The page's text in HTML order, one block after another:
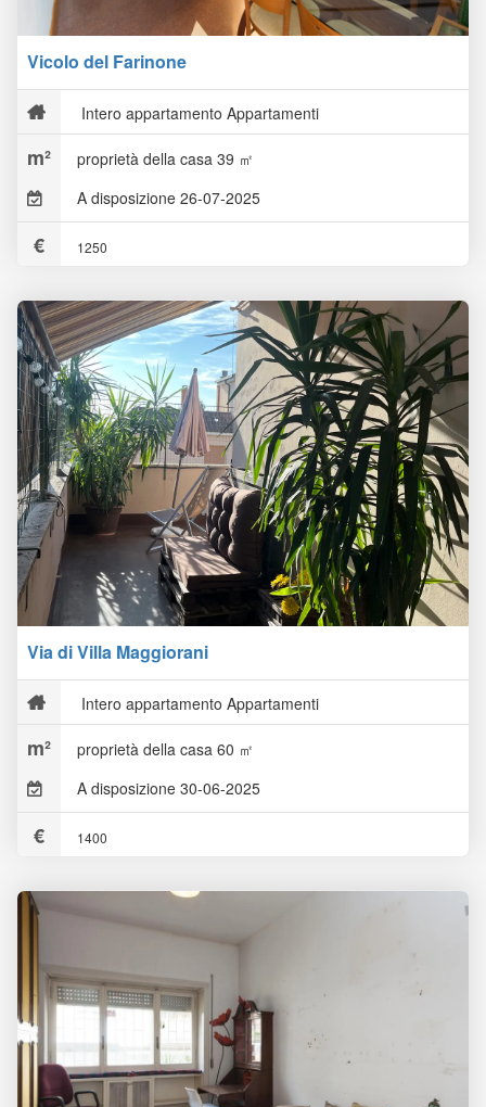
Vicolo del Farinone
Intero appartamento Appartamenti
proprietà della casa 39 ㎡
A disposizione 26-07-2025
1250
Via di Villa Maggiorani
Intero appartamento Appartamenti
proprietà della casa 60 ㎡
A disposizione 30-06-2025
1400